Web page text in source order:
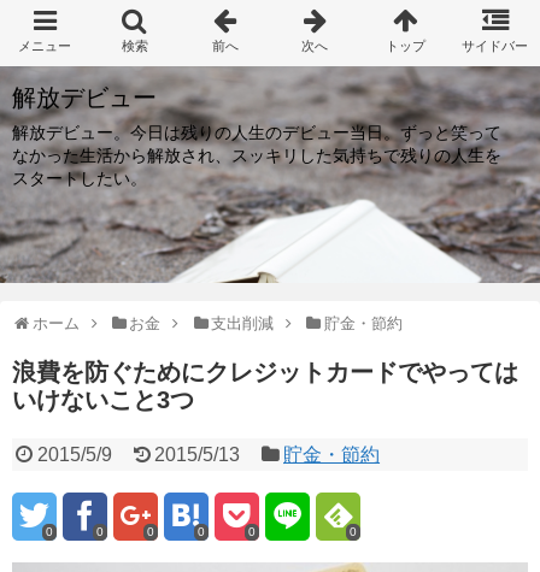
解放デビュー
解放デビュー。今日は残りの人生のデビュー当日。ずっと笑って
なかった生活から解放され、スッキリした気持ちで残りの人生を
スタートしたい。
ホーム お金 支出削減 貯金・節約
浪費を防ぐためにクレジットカードでやっては
いけないこと3つ
2015/5/9 2015/5/13 貯金・節約
0 0 0 0 0 0